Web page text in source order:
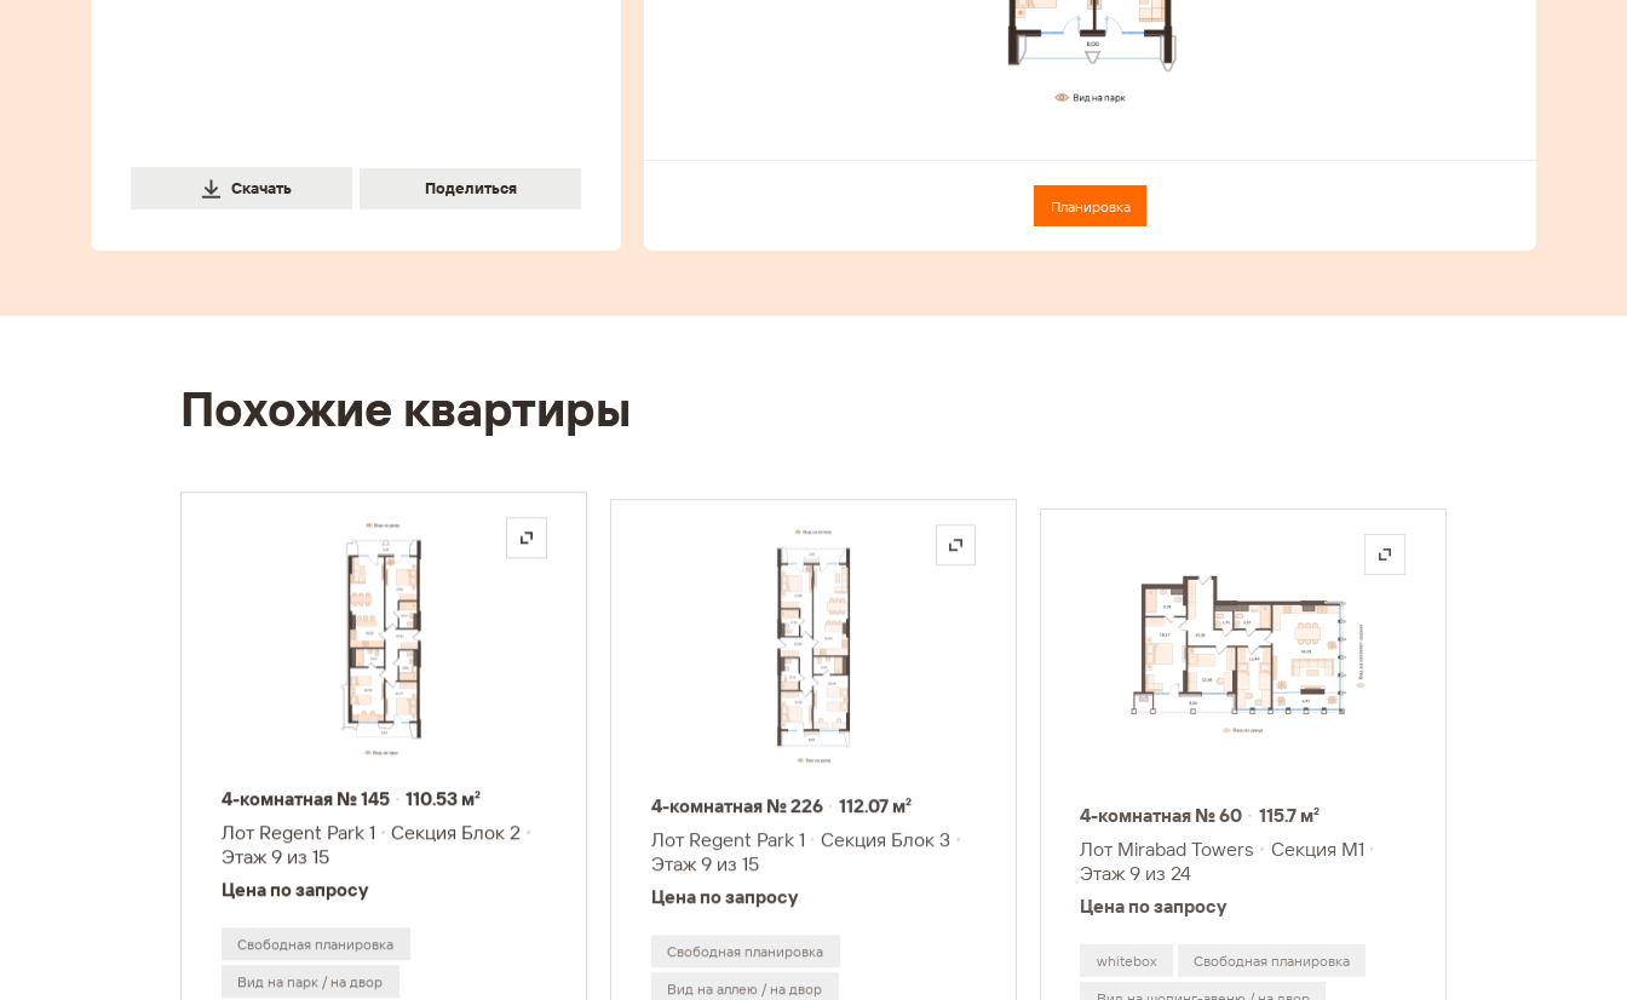
Планировка
Скачать Поделиться
Похожие квартиры
4-комнатная № 145 110.53 м²
Лот Regent Park 1
Секция Блок 2
Этаж 9 из 15
Цена по запросу
Свободная планировка
Вид на парк / на двор
4-комнатная № 226 112.07 м²
Лот Regent Park 1
Секция Блок 3
Этаж 9 из 15
Цена по запросу
Свободная планировка
Вид на аллею / на двор
4-комнатная № 60 115.7 м²
Лот Mirabad Towers
Секция M1
Этаж 9 из 24
Цена по запросу
whitebox Свободная планировка